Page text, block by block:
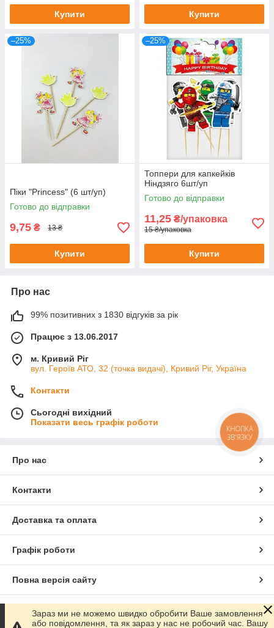
Купити Купити
–25%
Піки "Princess" (6 шт/уп)
Готово до відправки
9,75 ₴ 13 ₴
Купити
–25%
Топпери для капкейків
Ніндзяго 6шт/уп
Готово до відправки
11,25 ₴/упаковка
15 ₴/упаковка
Купити
Про нас
99% позитивних з 1830 відгуків за рік
Працює з 13.06.2017
м. Кривий Ріг
вул. Героїв АТО, 32 (точка видачі), Кривий Ріг, Україна
Контакти
Сьогодні вихідний
Показати весь графік роботи
Про нас
Контакти
Доставка та оплата
Графік роботи
Повна версія сайту
Сайт створено на маркетплейсіProm.ua
Зараз ми не можемо швидко обробити Ваше замовлення
або повідомлення, та як зараз у нас не робочий час. Вашу
КНОПКА
ЗВ'ЯЗКУ